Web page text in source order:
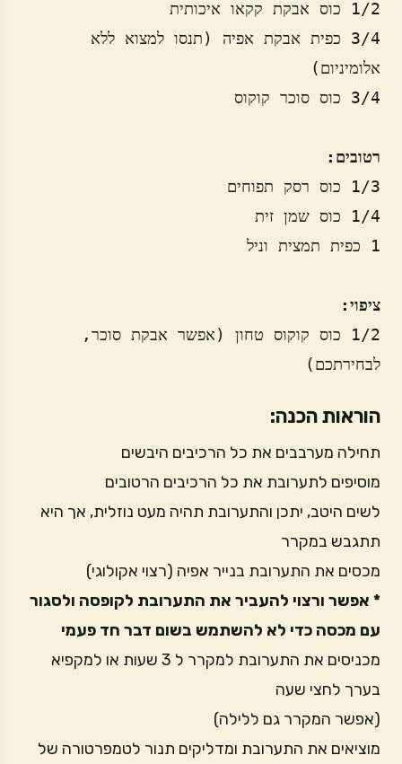
רטובים:
ציפוי:
לבחירתכם)
הוראות הכנה:
תחילה מערבבים את כל הרכיבים היבשים
מוסיפים לתערובת את כל הרכיבים הרטובים
לשים היטב, יתכן והתערובת תהיה מעט נוזלית, אך היא
תתגבש במקרר
מכסים את התערובת בנייר אפיה (רצוי אקולוגי)
* אפשר ורצוי להעביר את התערובת לקופסה ולסגור
עם מכסה כדי לא להשתמש בשום דבר חד פעמי
מכניסים את התערובת למקרר ל 3 שעות או למקפיא
בערך לחצי שעה
(אפשר המקרר גם ללילה)
מוציאים את התערובת ומדליקים תנור לטמפרטורה של